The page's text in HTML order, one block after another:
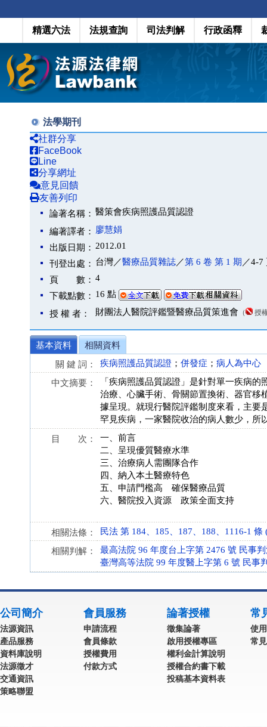
精選六法 法規查詢 司法判解 行政函釋
法學期刊
社群分享
FaceBook
Line
分享網址
意見回饋
友善列印
論著名稱： 醫策會疾病照護品質認證
編著譯者：
廖慧娟
出版日期： 2012.01
刊登出處： 台灣／醫療品質雜誌／第 6 卷 第 1 期 ／4-7
頁 數： 4
下載點數： 16 點
授 權 者： 財團法人醫院評鑑暨醫療品質策進會 （ 授
基本資料
相關資料
關 鍵 詞：
疾病照護品質認證 ； 併發症 ； 病人為中心
中文摘要：
「疾病照護品質認證」是針對單一疾病
治療、心臟手術、骨關節置換術、器官移
據呈現。就現行醫院評鑑制度來看，主要
罕見疾病，一家醫院收治的病人數少，所
目 次：
一、前言
二、呈現優質醫療水準
三、治療病人需團隊合作
四、納入本土醫療特色
五、申請門檻高 確保醫療品質
六、醫院投入資源 政策全面支持
相關法條： 民法 第 184、185、187、188、1116-1 條
相關判解：
最高法院 96 年度台上字第 2476 號 民事
臺灣高等法院 99 年度醫上字第 6 號 民事
公司簡介
法源資訊
產品服務
資料庫說明
法源徵才
交通資訊
策略聯盟
會員服務
申請流程
會員條款
授權費用
付款方式
論著授權
徵集論著
啟用授權專區
權利金計算說明
授權合約書下載
投稿基本資料表
常
使
常